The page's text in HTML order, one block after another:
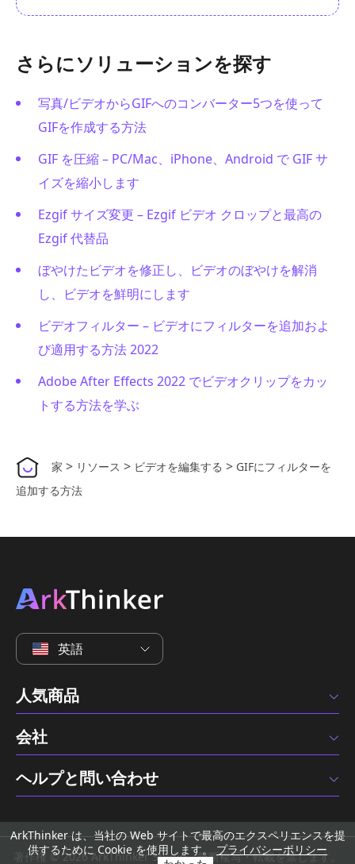
さらにソリューションを探す
写真/ビデオからGIFへのコンバーター5つを使って
GIFを作成する方法
GIF を圧縮 – PC/Mac、iPhone、Android で GIF サ
イズを縮小します
Ezgif サイズ変更 – Ezgif ビデオ クロップと最高の
Ezgif 代替品
ぼやけたビデオを修正し、ビデオのぼやけを解消
し、ビデオを鮮明にします
ビデオフィルター – ビデオにフィルターを追加およ
び適用する方法 2022
Adobe After Effects 2022 でビデオクリップをカッ
トする方法を学ぶ
家 > リソース > ビデオを編集する > GIFにフィルターを
追加する方法
英語
人気商品
会社
ヘルプと問い合わせ
著作権 © 2026 ArkThinker Studio。無断複写・転載を禁じます。
ArkThinker は、当社の Web サイトで最高のエクスペリエンスを提
供するために Cookie を使用します。プライバシーポリシー